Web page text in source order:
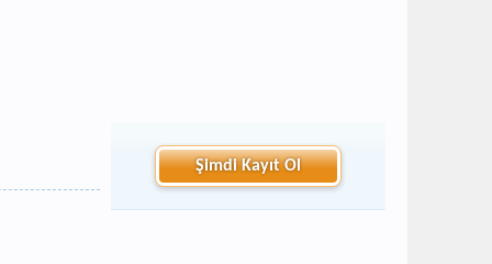
Şimdi Kayıt Ol